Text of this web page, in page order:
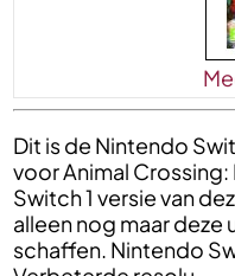
Dit is de Nintendo
voor Animal
Switch 1 versie van
alleen nog maar deze
schaffen. Nintendo